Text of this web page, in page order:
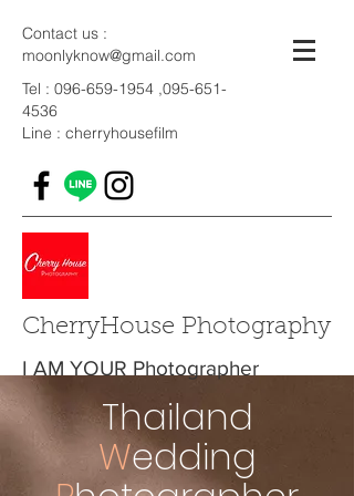
Contact us :
moonlyknow@gmail.com
Tel : 096-659-1954 ,095-651-
4536
Line : cherryhousefilm
CherryHouse Photography
I AM YOUR Photographer
Thailand
Wedding